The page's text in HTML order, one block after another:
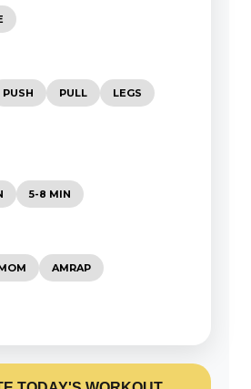
PUSH PULL LEGS
5-8 MIN
AMRAP